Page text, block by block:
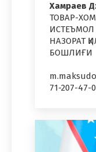
Хамраев
ТОВАР-
НАЗОРАТ
БОШЛИҒИ
71-207-47-